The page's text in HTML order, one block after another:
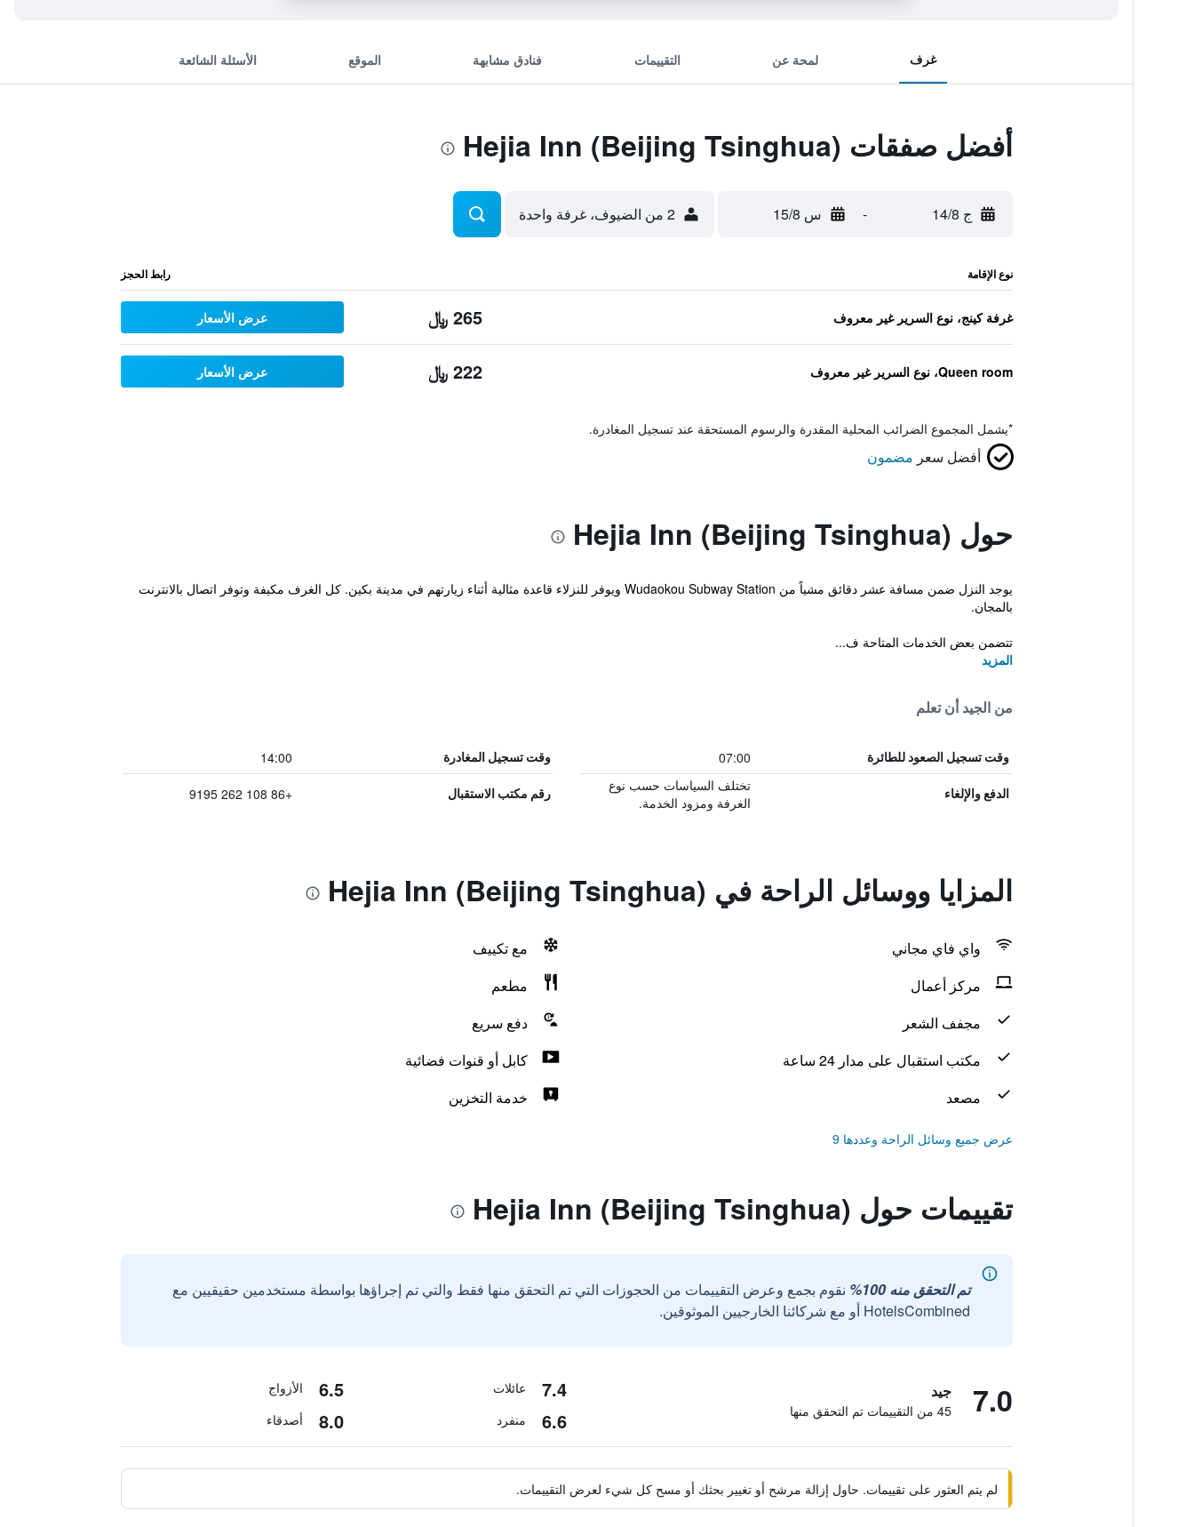
غرف لمحة عن التقييمات فنادق مشابهة الموقع الأسئلة الشائعة
أفضل صفقات Hejia Inn (Beijing Tsinghua)
ج 14/8 - س 15/8 2 من الضيوف، غرفة واحدة
نوع الإقامة رابط الحجز
غرفة كينج، نوع السرير غير معروف 265 ﷼ عرض الأسعار
Queen room، نوع السرير غير معروف 222 ﷼ عرض الأسعار
*يشمل المجموع الضرائب المحلية المقدرة والرسوم المستحقة عند تسجيل المغادرة.
أفضل سعر مضمون
حول Hejia Inn (Beijing Tsinghua)
يوجد النزل ضمن مسافة عشر دقائق مشياً من Wudaokou Subway Station ويوفر للنزلاء قاعدة مثالية أثناء زيارتهم في مدينة بكين. كل الغرف مكيفة وتوفر اتصال بالانترنت
بالمجان.
تتضمن بعض الخدمات المتاحة ف...
المزيد
من الجيد أن تعلم
وقت تسجيل الصعود للطائرة 07:00 وقت تسجيل المغادرة 14:00
الدفع والإلغاء
تختلف السياسات حسب نوع
الغرفة ومزود الخدمة.
رقم مكتب الاستقبال +86 108 262 9195
المزايا ووسائل الراحة في Hejia Inn (Beijing Tsinghua)
واي فاي مجاني
مع تكييف
مركز أعمال
مطعم
مجفف الشعر
دفع سريع
مكتب استقبال على مدار 24 ساعة
كابل أو قنوات فضائية
مصعد
خدمة التخزين
عرض جميع وسائل الراحة وعددها 9
تقييمات حول Hejia Inn (Beijing Tsinghua)
تم التحقق منه 100%
نقوم بجمع وعرض التقييمات من الحجوزات التي تم التحقق منها فقط والتي تم إجراؤها بواسطة مستخدمين حقيقيين مع
HotelsCombined أو مع شركائنا الخارجيين الموثوقين.
7.0 جيد
45 من التقييمات تم التحقق منها
7.4 عائلات 6.5 الأزواج
6.6 منفرد 8.0 أصدقاء
لم يتم العثور على تقييمات. حاول إزالة مرشح أو تغيير بحثك أو مسح كل شيء لعرض التقييمات.